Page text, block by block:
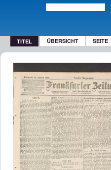
TITEL ÜBERSICHT SEITE